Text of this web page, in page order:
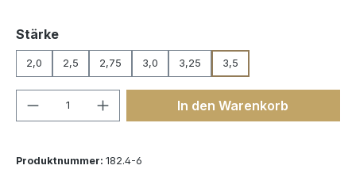
Stärkeauswählen
2,0 2,5 2,75 3,0 3,25 3,5
Produkt Anzahl: Gib denIn den Warenkorb
Produktnummer: 182.4-6